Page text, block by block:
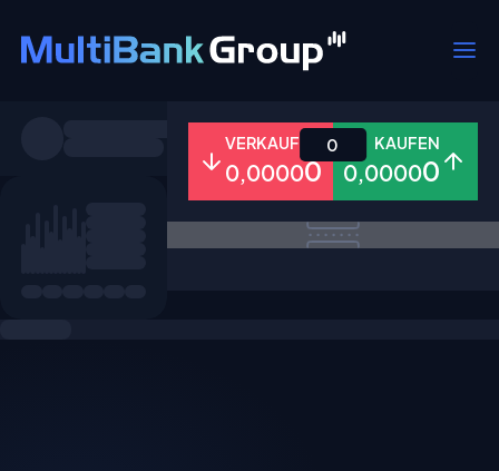
Alle Forex Metalle Aktien
VERKAUFEN
0,00000
KAUFEN
0,00000
0